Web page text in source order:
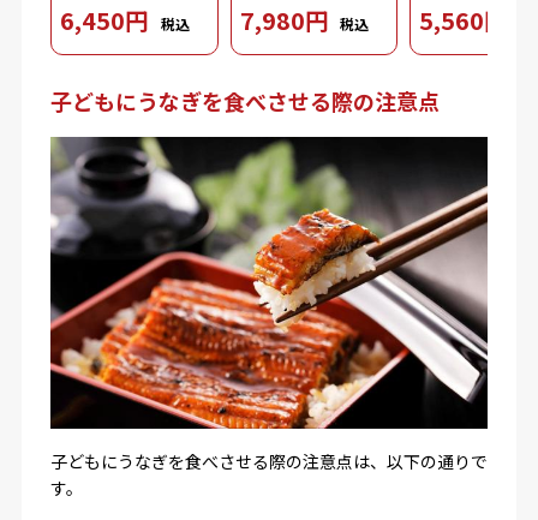
6,450円 税込 7,980円 税込
3.7g、ダシ10ml、わ
5,560円
子どもにうなぎを食べさせる際の注意点
子どもにうなぎを食べさせる際の注意点は、以下の通りで
す。